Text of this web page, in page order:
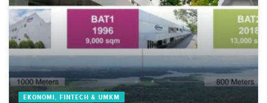
EKONOMI, FINTECH & UMKM